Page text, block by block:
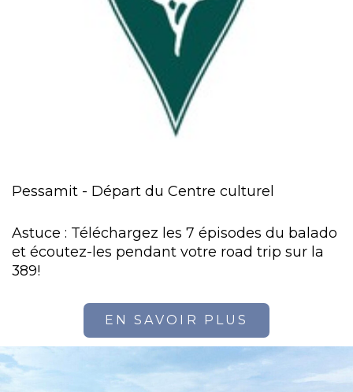
Pessamit - Départ du Centre culturel
Astuce : Téléchargez les 7 épisodes du balado
et écoutez-les pendant votre road trip sur la
389!
EN SAVOIR PLUS